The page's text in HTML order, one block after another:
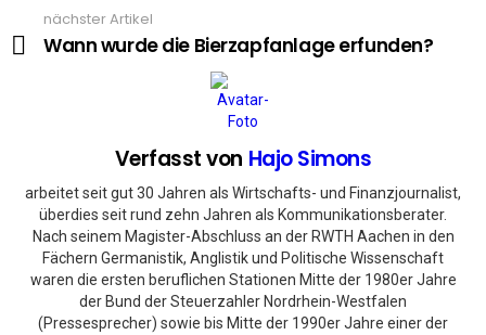
nächster Artikel
Wann wurde die Bierzapfanlage erfunden?
Verfasst von Hajo Simons
arbeitet seit gut 30 Jahren als Wirtschafts- und Finanzjournalist,
überdies seit rund zehn Jahren als Kommunikationsberater.
Nach seinem Magister-Abschluss an der RWTH Aachen in den
Fächern Germanistik, Anglistik und Politische Wissenschaft
waren die ersten beruflichen Stationen Mitte der 1980er Jahre
der Bund der Steuerzahler Nordrhein-Westfalen
(Pressesprecher) sowie bis Mitte der 1990er Jahre einer der